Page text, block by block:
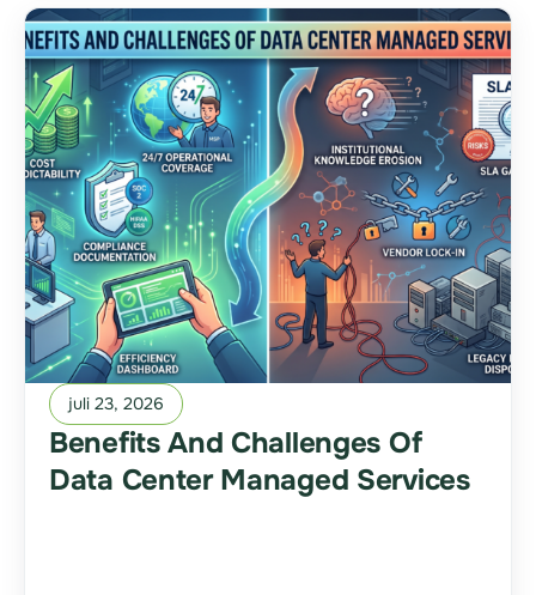
juli 23, 2026
Benefits And Challenges Of
Data Center Managed Services